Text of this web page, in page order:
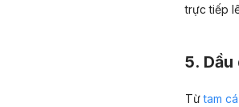
trực tiếp
5.
Từtam